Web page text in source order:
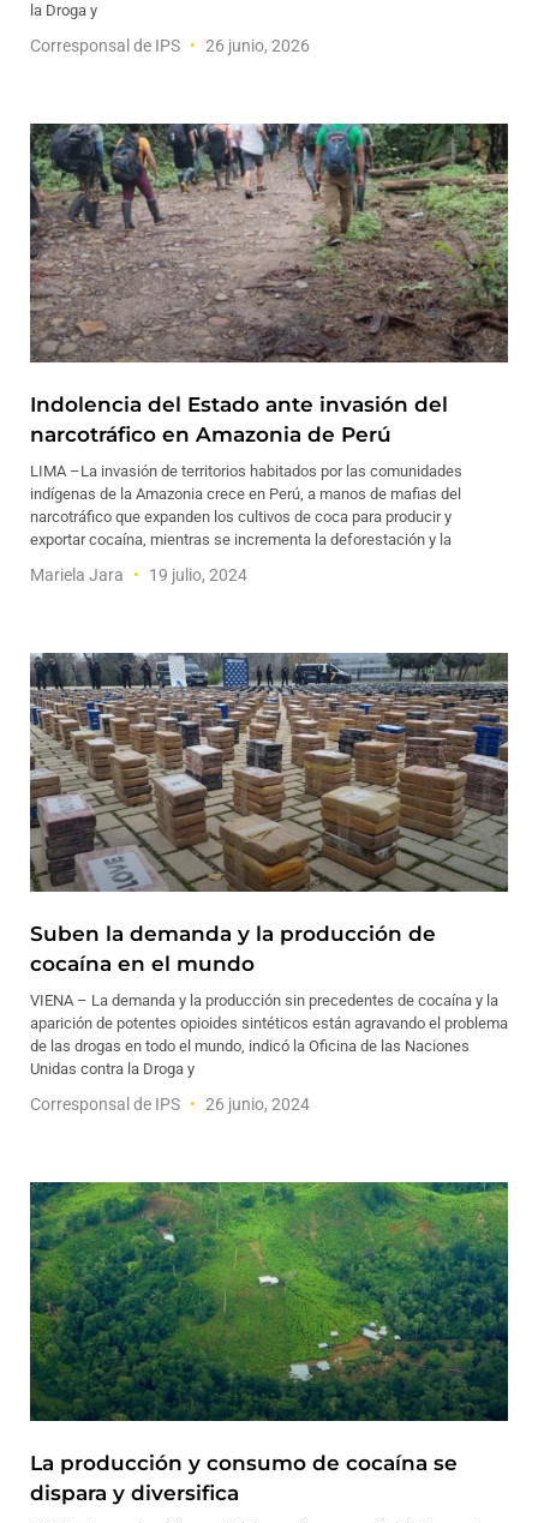
la Droga y
Corresponsal de IPS 26 junio, 2026
Indolencia del Estado ante invasión del
narcotráfico en Amazonia de Perú
LIMA –La invasión de territorios habitados por las comunidades
indígenas de la Amazonia crece en Perú, a manos de mafias del
narcotráfico que expanden los cultivos de coca para producir y
exportar cocaína, mientras se incrementa la deforestación y la
Mariela Jara 19 julio, 2024
Suben la demanda y la producción de
cocaína en el mundo
VIENA – La demanda y la producción sin precedentes de cocaína y la
aparición de potentes opioides sintéticos están agravando el problema
de las drogas en todo el mundo, indicó la Oficina de las Naciones
Unidas contra la Droga y
Corresponsal de IPS 26 junio, 2024
La producción y consumo de cocaína se
dispara y diversifica